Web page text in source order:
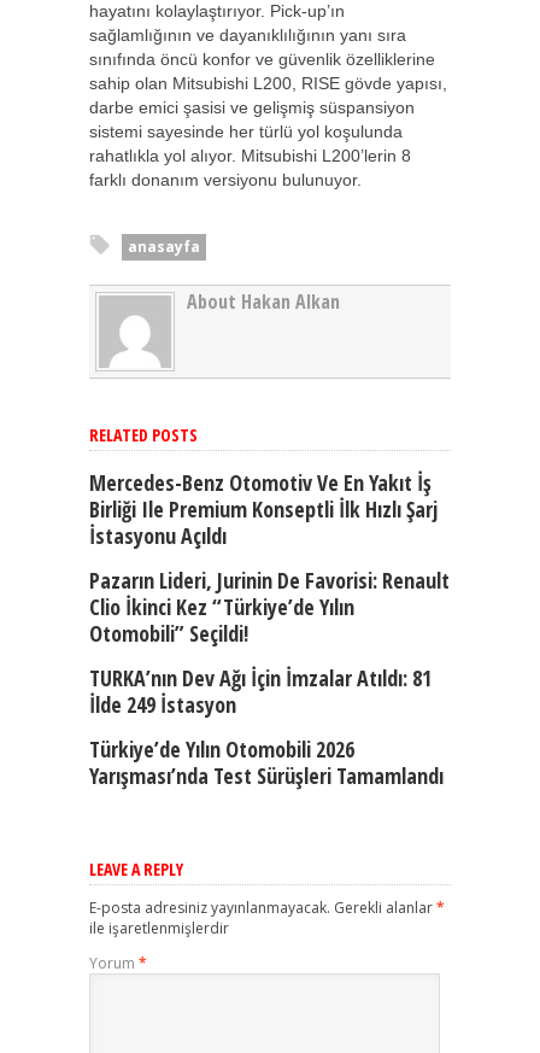
hayatını kolaylaştırıyor. Pick-up’ın
sağlamlığının ve dayanıklılığının yanı sıra
sınıfında öncü konfor ve güvenlik özelliklerine
sahip olan Mitsubishi L200, RISE gövde yapısı,
darbe emici şasisi ve gelişmiş süspansiyon
sistemi sayesinde her türlü yol koşulunda
rahatlıkla yol alıyor. Mitsubishi L200’lerin 8
farklı donanım versiyonu bulunuyor.
anasayfa
About Hakan Alkan
RELATED POSTS
Mercedes-Benz Otomotiv Ve En Yakıt İş
Birliği Ile Premium Konseptli İlk Hızlı Şarj
İstasyonu Açıldı
Pazarın Lideri, Jurinin De Favorisi: Renault
Clio İkinci Kez “Türkiye’de Yılın
Otomobili” Seçildi!
TURKA’nın Dev Ağı İçin İmzalar Atıldı: 81
İlde 249 İstasyon
Türkiye’de Yılın Otomobili 2026
Yarışması’nda Test Sürüşleri Tamamlandı
LEAVE A REPLY
E-posta adresiniz yayınlanmayacak. Gerekli alanlar*
ile işaretlenmişlerdir
Yorum *